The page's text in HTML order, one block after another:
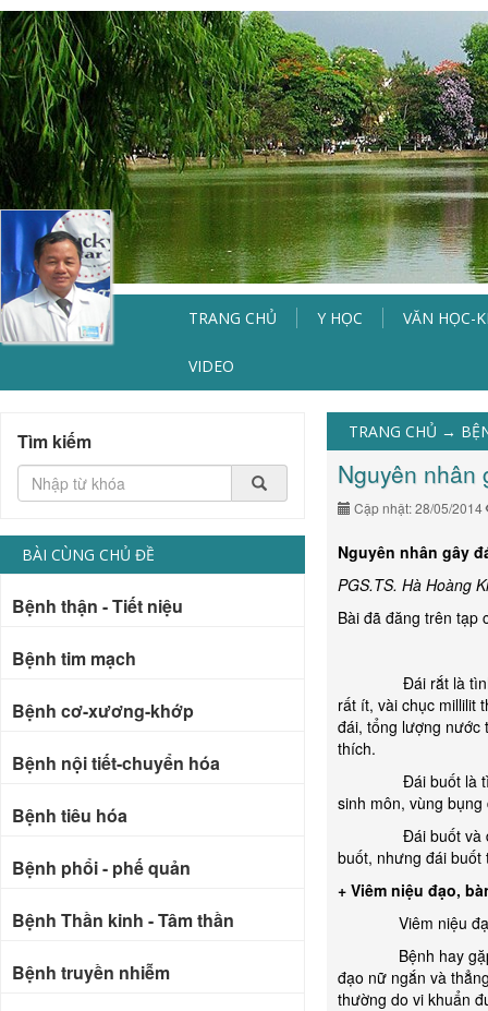
TRANG CHỦ Y HỌC VĂN HỌC-
VIDEO
TRANG CHỦ →
Nguyên nhân
Cập nhật: 28/05/2014
Nguyên nhân gây
PGS.TS. Hà Hoàng
Bài đã đăng trên tạp
Đái rắt là tình
rất ít, vài chục millilit
đái, tổng lượng nước
thích.
Đái buốt là tình
sinh môn, vùng
Đái buốt và đái
buốt, nhưng đái buốt
+ Viêm niệu đạo,
Viêm niệu đạo,
Bệnh hay gặp ở
đạo nữ ngắn và
thường do vi khuẩn
Tìm kiếm
BÀI CÙNG CHỦ ĐỀ
Bệnh thận - Tiết niệu
Bệnh tim mạch
Bệnh cơ-xương-khớp
Bệnh nội tiết-chuyển hóa
Bệnh tiêu hóa
Bệnh phổi - phế quản
Bệnh Thần kinh - Tâm thần
Bệnh truyền nhiễm